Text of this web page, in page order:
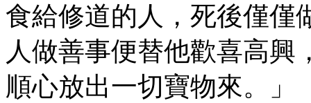
食給修道的人，死後僅僅
人做善事便替他歡喜高興
順心放出一切寶物來。」